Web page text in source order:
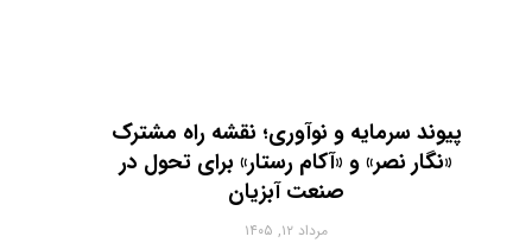
پیوند سرمایه و نوآوری؛ نقشه راه مشترک
«نگار نصر» و «آکام رستار» برای تحول در
صنعت آبزیان
مرداد ۱۲, ۱۴۰۵